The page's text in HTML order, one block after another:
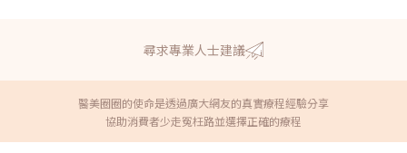
尋求專業人士建議
醫美圈圈的使命是透過廣大網友的真實療程經驗分享
協助消費者少走冤枉路並選擇正確的療程